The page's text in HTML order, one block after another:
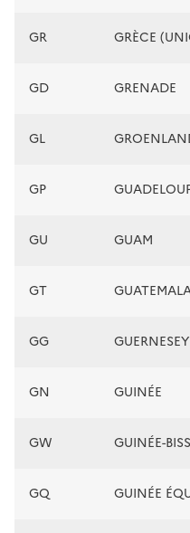
GR GRÈCE
GD GRENADE
GL
GP
GU GUAM
GT
GG GUERNESEY
GN GUINÉE
GW GUINÉE-
GQ GUINÉE